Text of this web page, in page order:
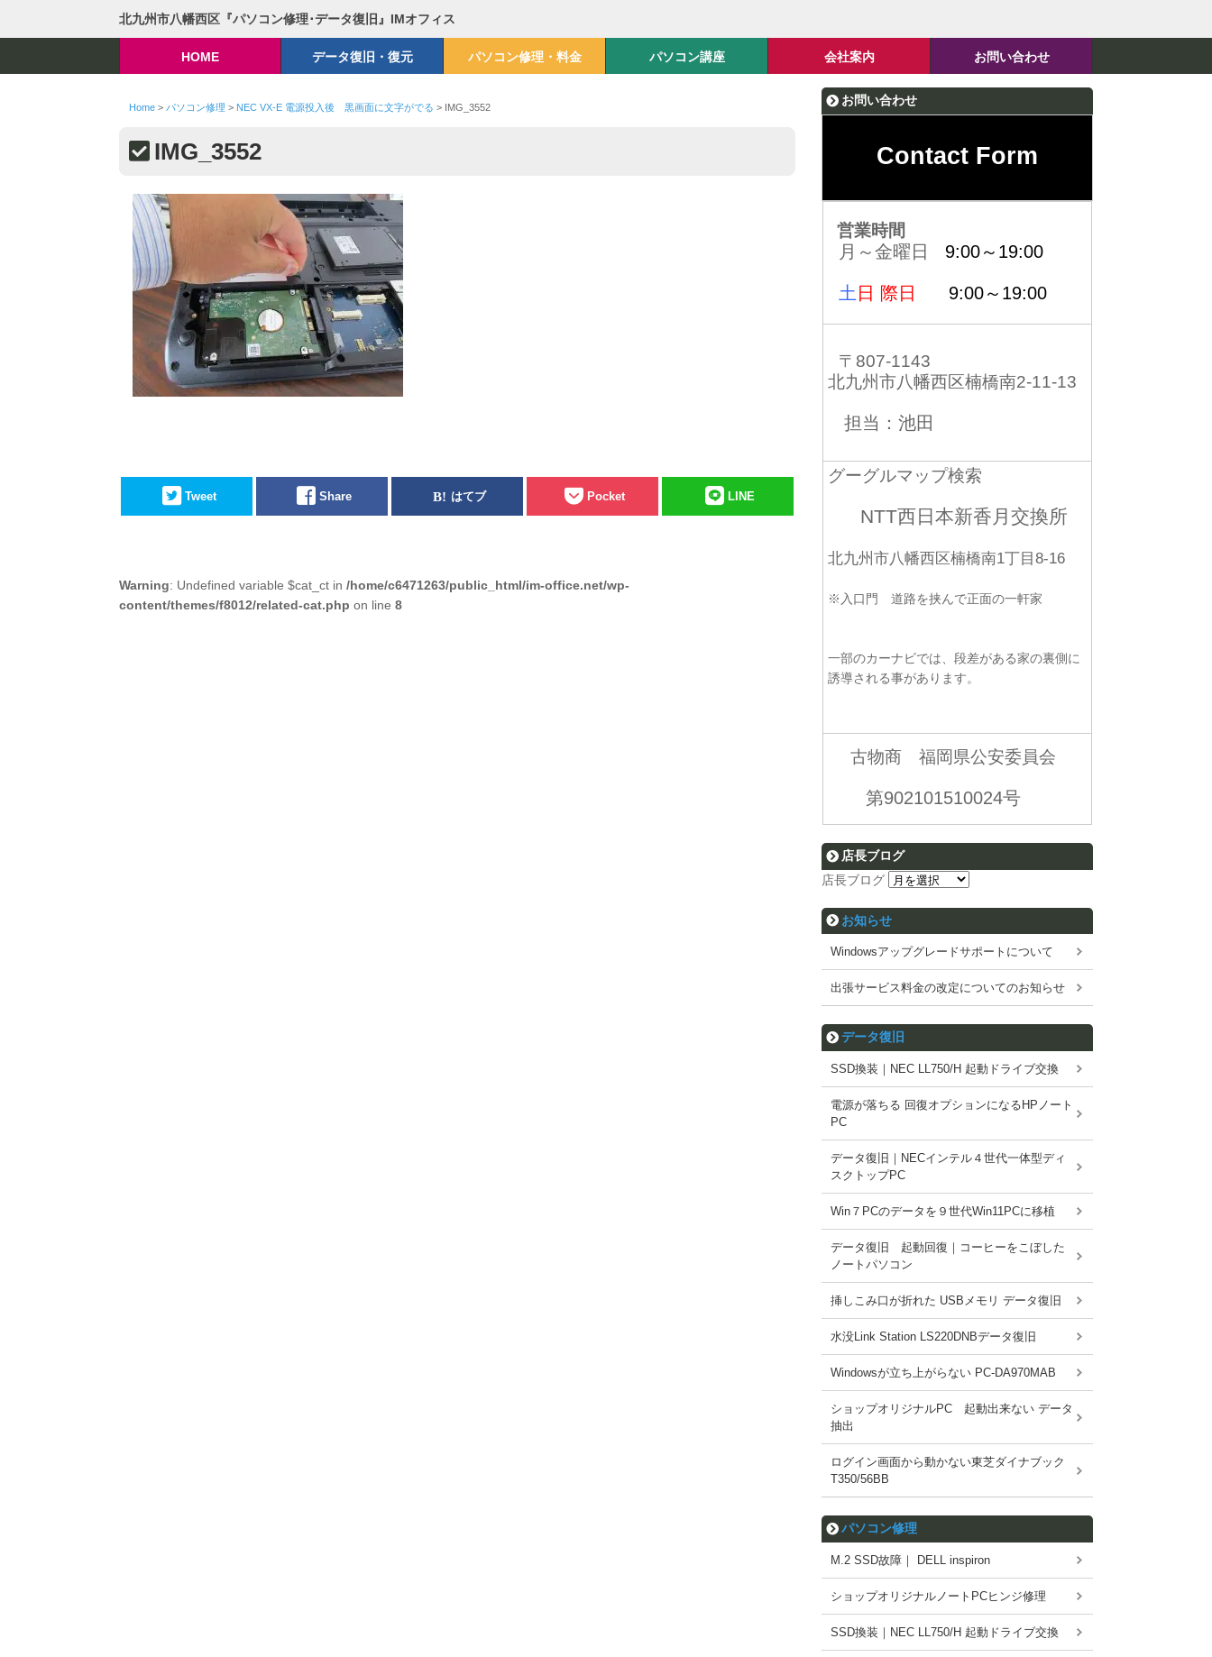
北九州市八幡西区『パソコン修理･データ復旧』IMオフィス
HOME データ復旧・復元 パソコン修理・料金 パソコン講座 会社案内 お問い合わせ
Home> パソコン修理 > NEC VX-E 電源投入後 黒画面に文字がでる > IMG_3552
IMG_3552
Tweet Share はてブ Pocket LINE
Warning: Undefined variable $cat_ct in /home/c6471263/public_html/im-office.net/wp-
content/themes/f8012/related-cat.php on line 8
お問い合わせ
Contact Form
営業時間
月～金曜日 9:00～19:00
土 日 際日 9:00～19:00
〒807-1143
北九州市八幡西区楠橋南2-11-13
担当：池田
グーグルマップ検索
NTT西日本新香月交換所
北九州市八幡西区楠橋南1丁目8-16
※入口門 道路を挟んで正面の一軒家
一部のカーナビでは、段差がある家の裏側に
誘導される事があります。
古物商 福岡県公安委員会
第902101510024号
店長ブログ
店長ブログ
お知らせ
Windowsアップグレードサポートについて
出張サービス料金の改定についてのお知らせ
データ復旧
SSD換装｜NEC LL750/H 起動ドライブ交換
電源が落ちる 回復オプションになるHPノート
PC
データ復旧｜NECインテル４世代一体型ディ
スクトップPC
Win７PCのデータを９世代Win11PCに移植
データ復旧 起動回復｜コーヒーをこぼした
ノートパソコン
挿しこみ口が折れた USBメモリ データ復旧
水没Link Station LS220DNBデータ復旧
Windowsが立ち上がらない PC-DA970MAB
ショップオリジナルPC 起動出来ない データ
抽出
ログイン画面から動かない東芝ダイナブック
T350/56BB
パソコン修理
M.2 SSD故障｜ DELL inspiron
ショップオリジナルノートPCヒンジ修理
SSD換装｜NEC LL750/H 起動ドライブ交換